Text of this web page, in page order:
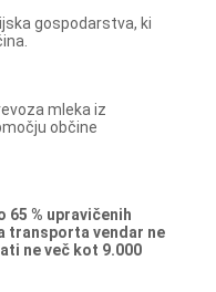
gospodarstva, ki
mleka iz
občine
% upravičenih
transporta vendar ne
ne več kot 9.000